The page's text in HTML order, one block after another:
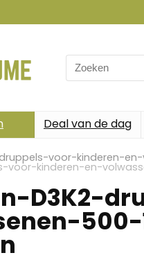
Search
for:
Deal van de dag
voor-kinderen-
voor-kinderen-en-
D3K2-